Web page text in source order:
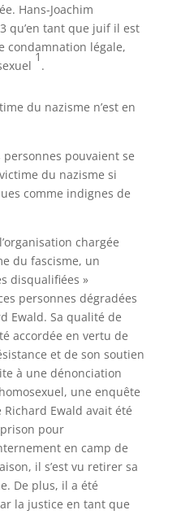
Hans-Joachim
qu’en tant que juif il est
condamnation légale,
1
.
du nazisme n’est en
pouvaient se
du nazisme si
comme indignes de
chargée
du fascisme, un
disqualifiées »
personnes dégradées
Ewald. Sa qualité de
accordée en vertu de
et de son soutien
à une dénonciation
une enquête
Ewald avait été
pour
en camp de
il s’est vu retirer sa
De plus, il a été
la justice en tant que